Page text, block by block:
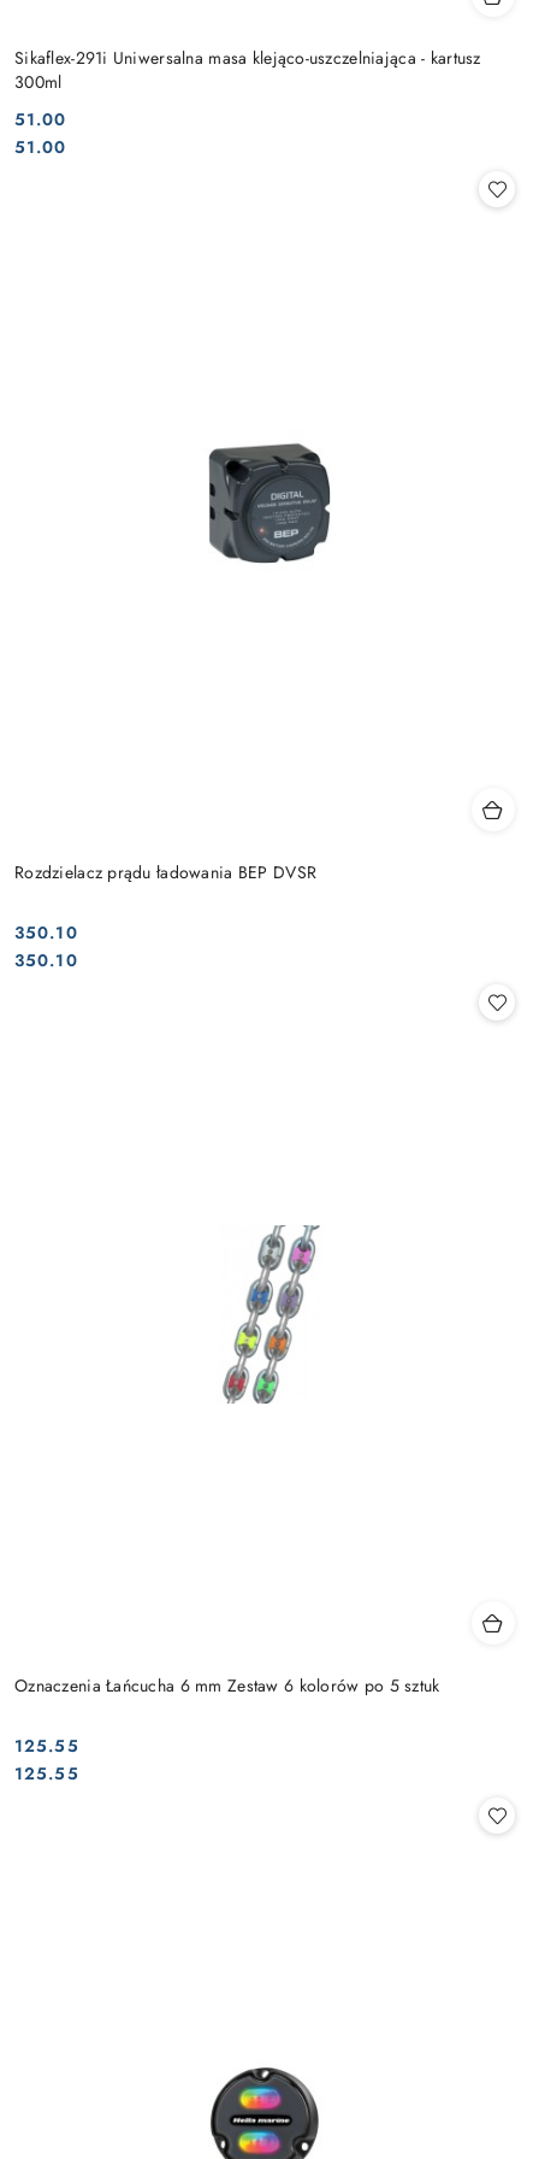
Sikaflex-291i Uniwersalna masa klejąco-uszczelniająca - kartusz
300ml
Cena:
51.00
Cena:
51.00
Rozdzielacz prądu ładowania BEP DVSR
Cena:
350.10
Cena:
350.10
Oznaczenia Łańcucha 6 mm Zestaw 6 kolorów po 5 sztuk
Cena:
125.55
Cena:
125.55